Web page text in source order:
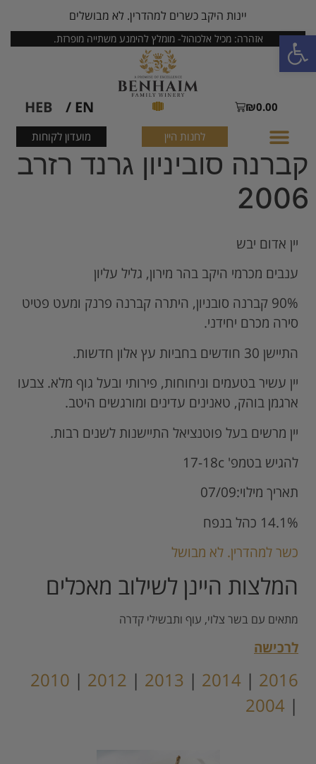
פתח סרגל נגישות
יינות היקב כשרים למהדרין. לא מבושלים
אזהרה: מכיל אלכוהול- מומלץ להימנע משתייה מופרזת.
₪0.00
EN /
HEB
לחנות היין מועדון לקוחות
קברנה סוביניון גרנד רזרב
2006
יין אדום יבש
ענבים מכרמי היקב בהר מירון, גליל עליון
90% קברנה סובניון, היתרה קברנה פרנק ומעט פטיט
סירה מכרם יחידני.
התיישן 30 חודשים בחביות עץ אלון חדשות.
יין עשיר בטעמים וניחוחות, פירותי ובעל גוף מלא. צבעו
ארגמן בוהק, טאנינים עדינים ומורגשים היטב.
יין מרשים בעל פוטנציאל התיישנות לשנים רבות.
להגיש בטמפ' 17-18c
תאריך מילוי:07/09
14.1% כהל בנפח
כשר למהדרין. לא מבושל
המלצות היינן לשילוב מאכלים
מתאים עם בשר צלוי, עוף ותבשילי קדרה
לרכישה
2016
|
2014
|
2013
|
2012
|
2010
|
2004